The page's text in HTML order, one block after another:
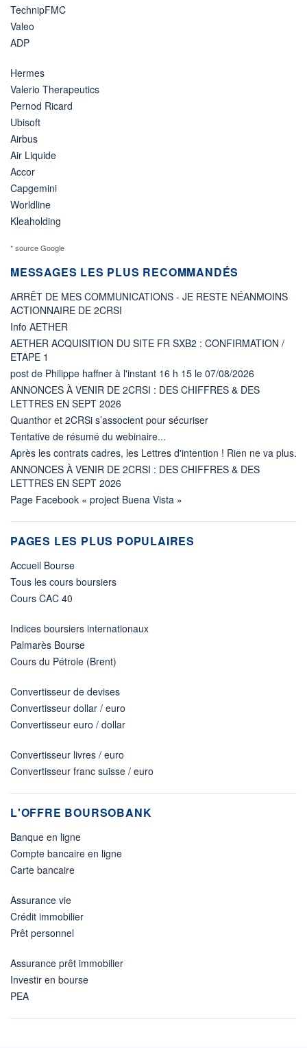
TechnipFMC
Valeo
ADP
Hermes
Valerio Therapeutics
Pernod Ricard
Ubisoft
Airbus
Air Liquide
Accor
Capgemini
Worldline
Kleaholding
* source Google
MESSAGES LES PLUS RECOMMANDÉS
ARRÊT DE MES COMMUNICATIONS - JE RESTE NÉANMOINS
ACTIONNAIRE DE 2CRSI
Info AETHER
AETHER ACQUISITION DU SITE FR SXB2 : CONFIRMATION /
ETAPE 1
post de Philippe haffner à l'instant 16 h 15 le 07/08/2026
ANNONCES À VENIR DE 2CRSI : DES CHIFFRES & DES
LETTRES EN SEPT 2026
Quanthor et 2CRSi s’associent pour sécuriser
Tentative de résumé du webinaire...
Après les contrats cadres, les Lettres d'intention ! Rien ne va plus.
ANNONCES À VENIR DE 2CRSI : DES CHIFFRES & DES
LETTRES EN SEPT 2026
Page Facebook « project Buena Vista »
PAGES LES PLUS POPULAIRES
Accueil Bourse
Tous les cours boursiers
Cours CAC 40
Indices boursiers internationaux
Palmarès Bourse
Cours du Pétrole (Brent)
Convertisseur de devises
Convertisseur dollar / euro
Convertisseur euro / dollar
Convertisseur livres / euro
Convertisseur franc suisse / euro
L'OFFRE BOURSOBANK
Banque en ligne
Compte bancaire en ligne
Carte bancaire
Assurance vie
Crédit immobilier
Prêt personnel
Assurance prêt immobilier
Investir en bourse
PEA